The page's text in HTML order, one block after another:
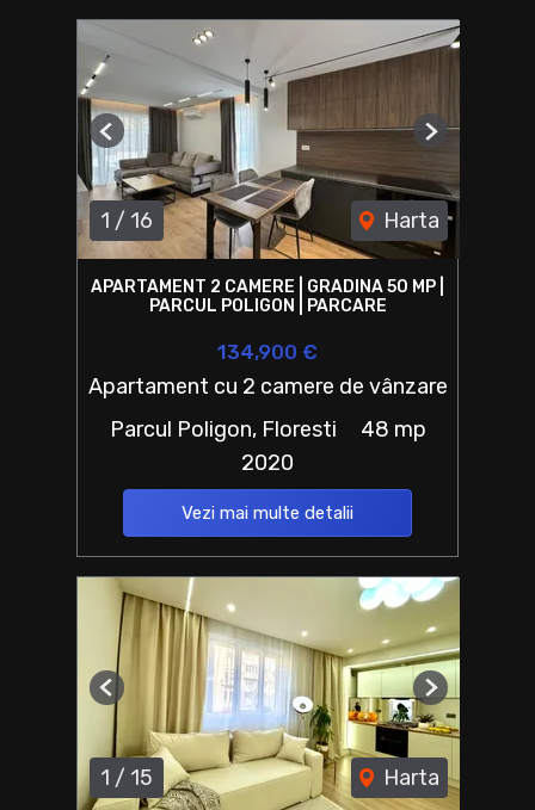
1 / 16 Harta
Previous Next
APARTAMENT 2 CAMERE | GRADINA 50 MP |
PARCUL POLIGON | PARCARE
134,900 €
Apartament cu 2 camere de vânzare
Parcul Poligon, Floresti
48 mp
2020
Vezi mai multe detalii
1 / 15 Harta
Previous Next